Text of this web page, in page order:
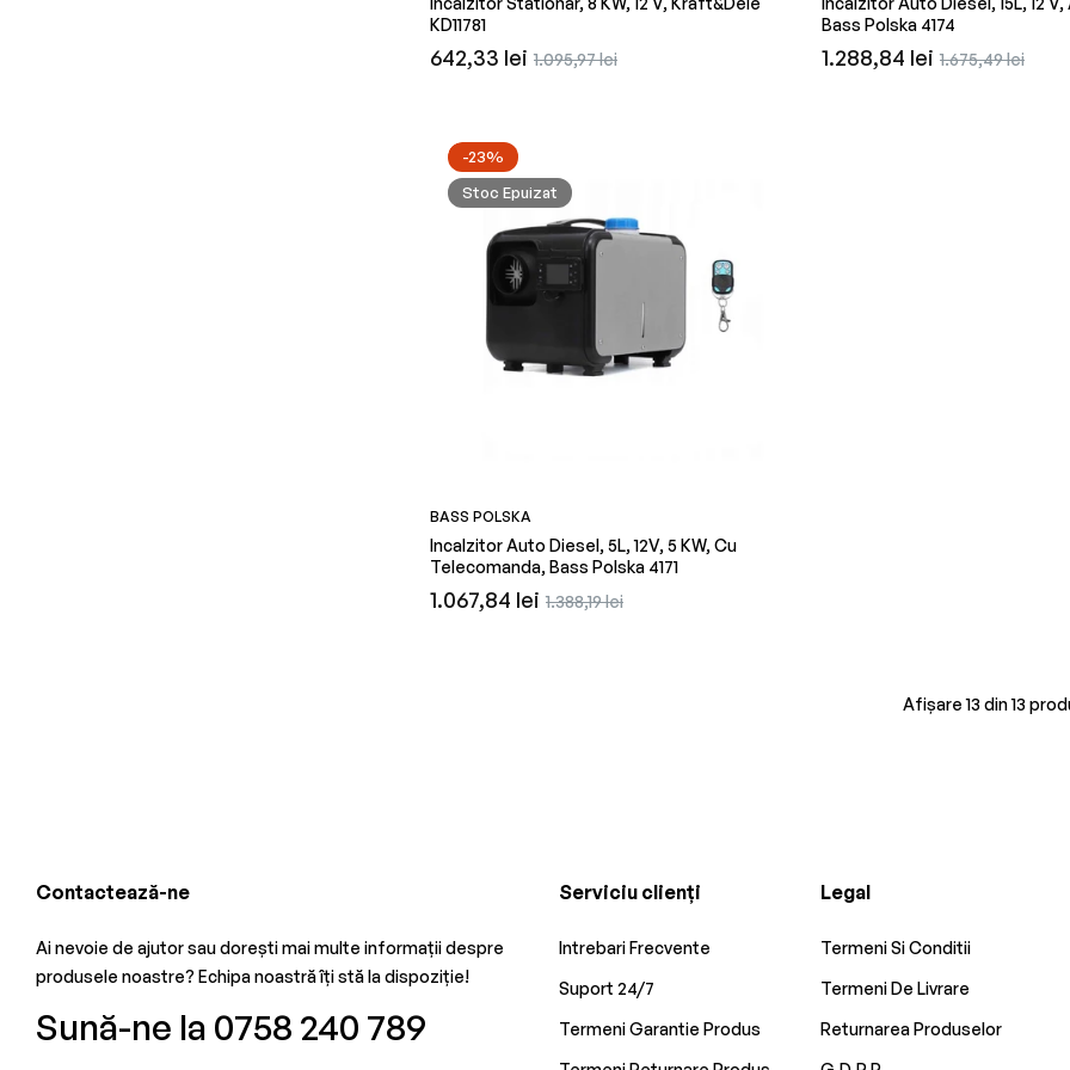
KD11781
Preț
642,33 lei Preț
1.095,97 lei
Bass Polska 4174
Preț
1.288,84 lei Preț
1.675,49 lei
-23%
Stoc Epuizat
BASS POLSKA
Incalzitor Auto Diesel, 5L, 12V, 5 KW, Cu
Telecomanda, Bass Polska 4171
Preț
1.067,84 lei Preț
1.388,19 lei
Afișare 13 din 13
Contactează-ne
Ai nevoie de ajutor sau dorești mai multe informații despre
produsele noastre? Echipa noastră îți stă la dispoziție!
Sună-ne la 0758 240 789
Serviciu clienți
Intrebari Frecvente
Suport 24/7
Termeni Garantie Produs
Legal
Termeni Si Conditii
Termeni De Livrare
Returnarea Produselor